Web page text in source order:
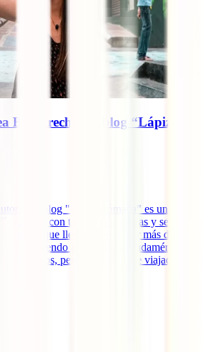
Bergareche del blog “Lápiz
del blog "Lápiz Nómada" es una
rompió con todas sus ataduras y se
que llevaría a recorrer más de
haciendo autostop por Sudamérica.
hace 5 años, pero Andrea sigue viajado e